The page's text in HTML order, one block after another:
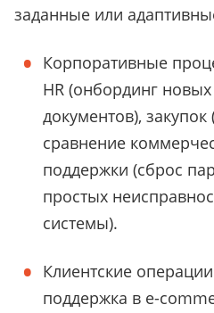
заданные или
Корпоративные
HR (онбординг
документов),
сравнение
поддержки (сброс
простых
системы).
Клиентские
поддержка в e-